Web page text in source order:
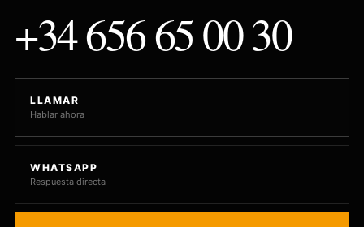
+34 656 65 00 30
LLAMAR
Hablar ahora
WHATSAPP
Respuesta directa